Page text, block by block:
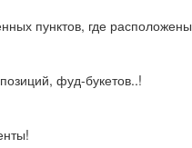
пунктов, где расположены
фуд-букетов..!